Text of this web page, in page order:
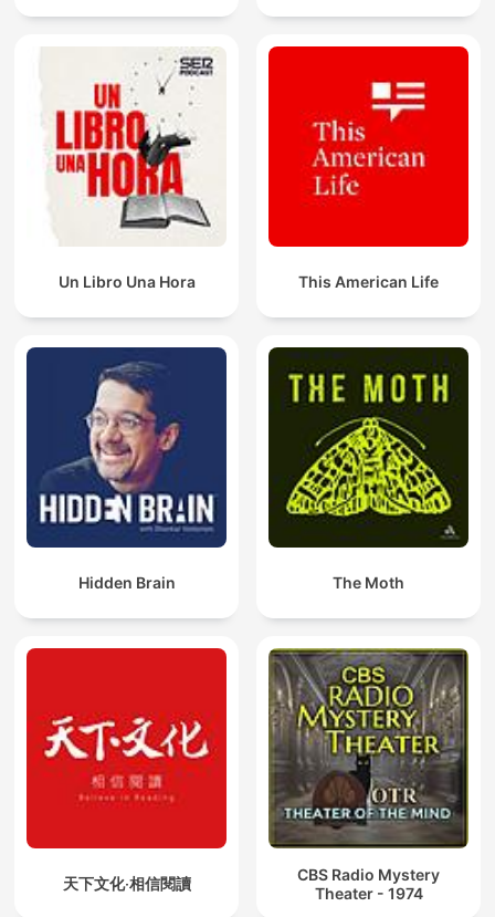
Un Libro Una Hora This American Life
Hidden Brain The Moth
天下文化‧相信閱讀
CBS Radio Mystery
Theater - 1974